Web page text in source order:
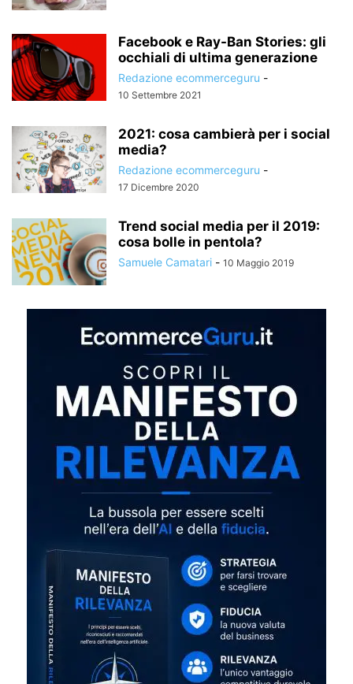
Facebook e Ray-Ban Stories: gli
occhiali di ultima generazione
Redazione ecommerceguru -
10 Settembre 2021
2021: cosa cambierà per i social
media?
Redazione ecommerceguru -
17 Dicembre 2020
Trend social media per il 2019:
cosa bolle in pentola?
Samuele Camatari - 10 Maggio 2019